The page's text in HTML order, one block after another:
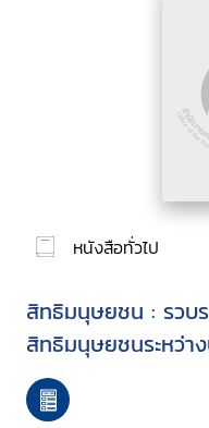
หนังสือทั่วไป
สิทธิมนุษยชน : รว
สิทธิมนุษยชนระหว่า